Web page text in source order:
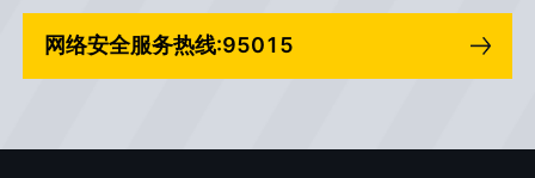
网络安全服务热线:95015